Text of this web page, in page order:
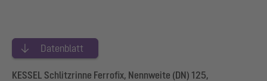
Datenblatt
KESSEL Schlitzrinne Ferrofix, Nennweite (DN) 125,